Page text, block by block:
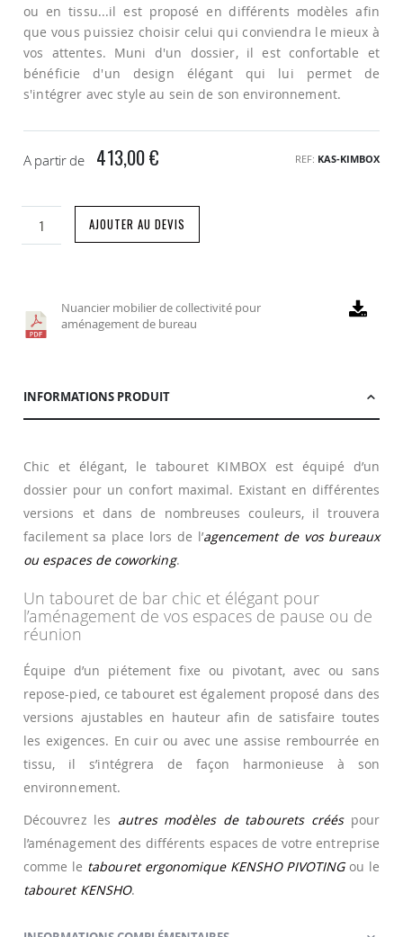
ou en tissu...il est proposé en différents modèles afin
que vous puissiez choisir celui qui conviendra le mieux à
vos attentes. Muni d'un dossier, il est confortable et
bénéficie d'un design élégant qui lui permet de
s'intégrer avec style au sein de son environnement.
A partir de 413,00 € REF KAS-KIMBOX
AJOUTER AU DEVIS
Nuancier mobilier de collectivité pour
aménagement de bureau
INFORMATIONS PRODUIT
Chic et élégant, le tabouret KIMBOX est équipé d’un
dossier pour un confort maximal. Existant en différentes
versions et dans de nombreuses couleurs, il trouvera
facilement sa place lors de l’agencement de vos bureaux
ou espaces de coworking.
Un tabouret de bar chic et élégant pour
l’aménagement de vos espaces de pause ou de
réunion
Équipe d’un piétement fixe ou pivotant, avec ou sans
repose-pied, ce tabouret est également proposé dans des
versions ajustables en hauteur afin de satisfaire toutes
les exigences. En cuir ou avec une assise rembourrée en
tissu, il s’intégrera de façon harmonieuse à son
environnement.
Découvrez les autres modèles de tabourets créés pour
l’aménagement des différents espaces de votre entreprise
comme le tabouret ergonomique KENSHO PIVOTINGou le
tabouret KENSHO.